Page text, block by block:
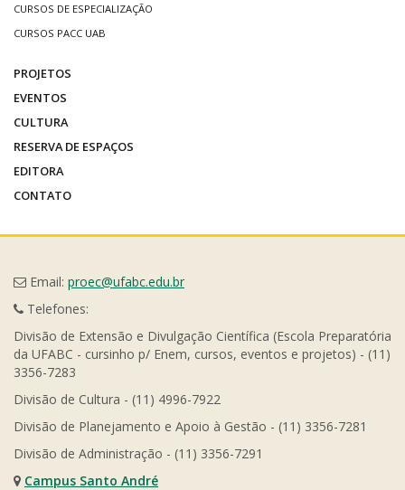
CURSOS DE ESPECIALIZAÇÃO
CURSOS PACC UAB
PROJETOS
EVENTOS
CULTURA
RESERVA DE ESPAÇOS
EDITORA
CONTATO
Email: proec@ufabc.edu.br
Telefones:
Divisão de Extensão e Divulgação Científica (Escola Preparatória
da UFABC - cursinho p/ Enem, cursos, eventos e projetos) - (11)
3356-7283
Divisão de Cultura - (11) 4996-7922
Divisão de Planejamento e Apoio à Gestão - (11) 3356-7281
Divisão de Administração - (11) 3356-7291
Campus Santo André